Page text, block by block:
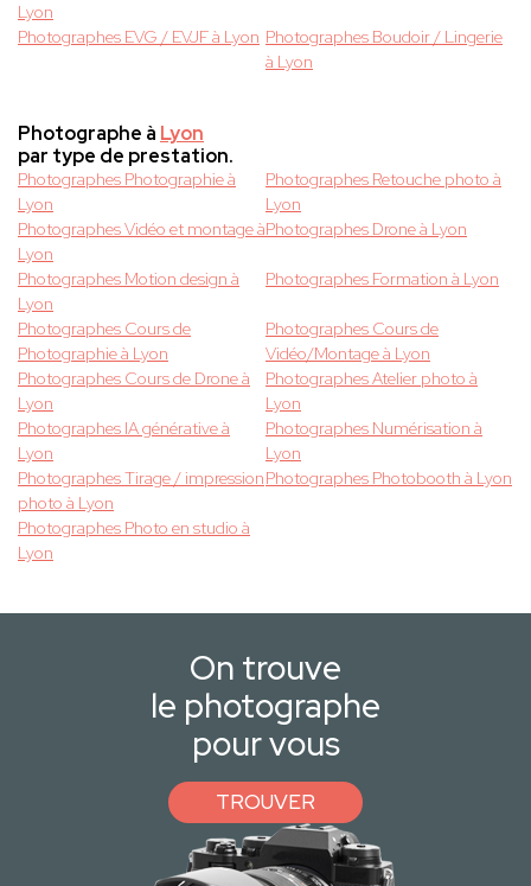
Lyon
Photographes EVG / EVJF à Lyon Photographes Boudoir / Lingerie
à Lyon
Photographe à Lyon
par type de prestation.
Photographes Photographie à
Lyon
Photographes Retouche photo à
Lyon
Photographes Vidéo et montage à
Lyon
Photographes Drone à Lyon
Photographes Motion design à
Lyon
Photographes Formation à Lyon
Photographes Cours de
Photographie à Lyon
Photographes Cours de
Vidéo/Montage à Lyon
Photographes Cours de Drone à
Lyon
Photographes Atelier photo à
Lyon
Photographes IA générative à
Lyon
Photographes Numérisation à
Lyon
Photographes Tirage / impression
photo à Lyon
Photographes Photobooth à Lyon
Photographes Photo en studio à
Lyon
On trouve
le photographe
pour vous
TROUVER